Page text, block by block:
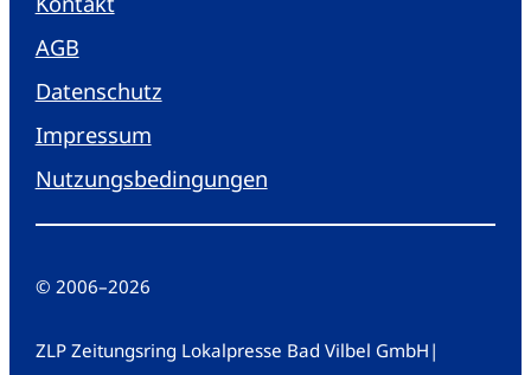
AGB
Datenschutz
Impressum
Nutzungsbedingungen
© 2006–2026
ZLP Zeitungsring Lokalpresse Bad Vilbel GmbH |